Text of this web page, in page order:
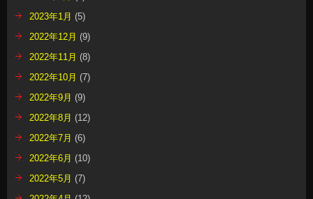
2023年1月 (5)
2022年12月 (9)
2022年11月 (8)
2022年10月 (7)
2022年9月 (9)
2022年8月 (12)
2022年7月 (6)
2022年6月 (10)
2022年5月 (7)